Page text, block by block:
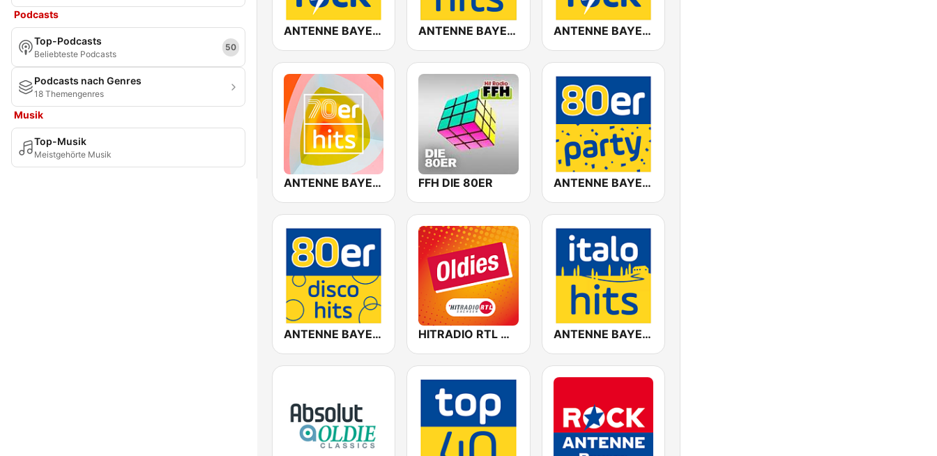
Podcasts
Top-Podcasts
Beliebteste Podcasts
50
Podcasts nach Genres
18 Themengenres
Musik
Top-Musik
Meistgehörte Musik
ANTENNE BAYERN Classic Rock ANTENNE BAYERN Greatest Hits! ANTENNE BAYERN 80er Rock
ANTENNE BAYERN 70er Hits FFH DIE 80ER ANTENNE BAYERN 80er Party
ANTENNE BAYERN 80er Disco Hits HITRADIO RTL Oldies ANTENNE BAYERN Italo Hits